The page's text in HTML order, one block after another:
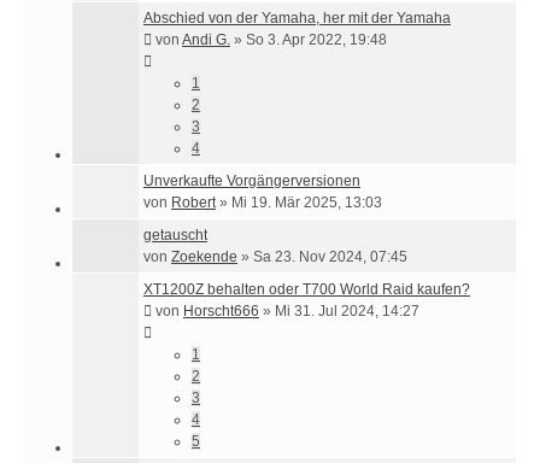
Abschied von der Yamaha, her mit der Yamaha
von Andi G. » So 3. Apr 2022, 19:48
1
2
3
4
Unverkaufte Vorgängerversionen
von Robert » Mi 19. Mär 2025, 13:03
getauscht
von Zoekende » Sa 23. Nov 2024, 07:45
XT1200Z behalten oder T700 World Raid kaufen?
von Horscht666 » Mi 31. Jul 2024, 14:27
1
2
3
4
5